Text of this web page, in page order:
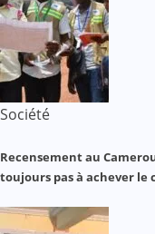
Société
Recensement au
toujours pas à achever le